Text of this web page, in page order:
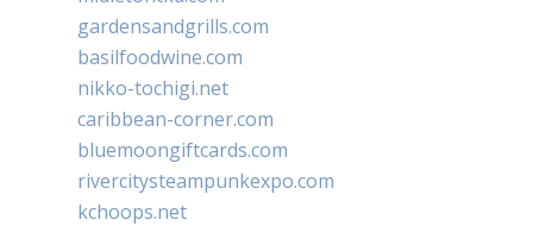
gardensandgrills.com
basilfoodwine.com
nikko-tochigi.net
caribbean-corner.com
bluemoongiftcards.com
rivercitysteampunkexpo.com
kchoops.net